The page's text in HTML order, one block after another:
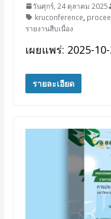
วันศุกร์, 24 ตุลาคม 2025
kruconference,
รายงานสืบเนื่อง
เผยแพร่: 2025-
รายละเอียด